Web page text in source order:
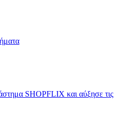
SHOPFLIX και αύξησε τις